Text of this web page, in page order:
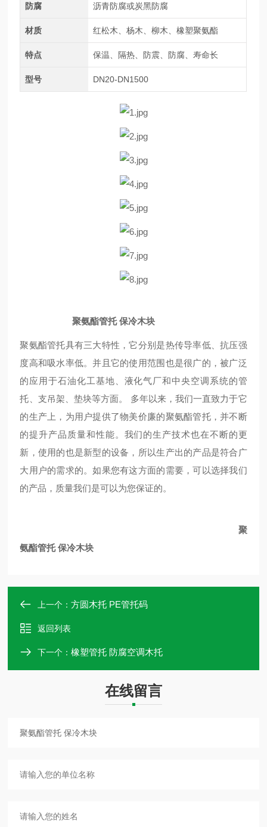
防腐 沥青防腐或炭黑防腐
材质 红松木、杨木、柳木、橡塑聚氨酯
特点 保温、隔热、防震、防腐、寿命长
型号 DN20-DN1500
聚氨酯管托 保冷木块
聚氨酯管托具有三大特性，它分别是热传导率低、抗压强
度高和吸水率低。并且它的使用范围也是很广的，被广泛
的应用于石油化工基地、液化气厂和中央空调系统的管
托、支吊架、垫块等方面。 多年以来，我们一直致力于它
的生产上，为用户提供了物美价廉的聚氨酯管托，并不断
的提升产品质量和性能。我们的生产技术也在不断的更
新，使用的也是新型的设备，所以生产出的产品是符合广
大用户的需求的。如果您有这方面的需要，可以选择我们
的产品，质量我们是可以为您保证的。
聚
氨酯管托 保冷木块
上一个：方圆木托 PE管托码
返回列表
下一个：橡塑管托 防腐空调木托
在线留言